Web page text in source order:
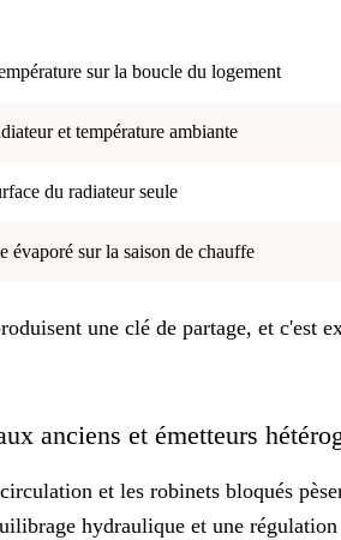
sur la boucle du logement
et température ambiante
du radiateur seule
évaporé sur la saison de chauffe
une clé de partage, et c'est
anciens et émetteurs
et les robinets bloqués
hydraulique et une